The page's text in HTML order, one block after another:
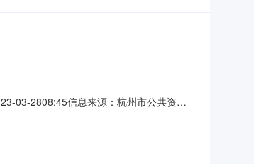
03-2808:45信息来源：杭州市公共资源
投